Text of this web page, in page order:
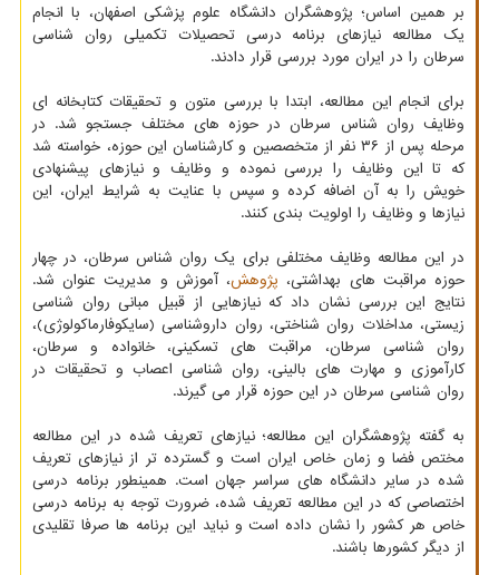
بر همین اساس؛ پژوهشگران دانشگاه علوم پزشکی اصفهان، با انجام
یک مطالعه نیازهای برنامه درسی تحصیلات تکمیلی روان شناسی
سرطان را در ایران مورد بررسی قرار دادند.
برای انجام این مطالعه، ابتدا با بررسی متون و تحقیقات کتابخانه ای
وظایف روان شناس سرطان در حوزه های مختلف جستجو شد. در
مرحله پس از ۳۶ نفر از متخصصین و کارشناسان این حوزه، خواسته شد
که تا این وظایف را بررسی نموده و وظایف و نیازهای پیشنهادی
خویش را به آن اضافه کرده و سپس با عنایت به شرایط ایران، این
نیازها و وظایف را اولویت بندی کنند.
در این مطالعه وظایف مختلفی برای یک روان شناس سرطان، در چهار
حوزه مراقبت های بهداشتی، پژوهش، آموزش و مدیریت عنوان شد.
نتایج این بررسی نشان داد که نیازهایی از قبیل مبانی روان شناسی
زیستی، مداخلات روان شناختی، روان داروشناسی (سایکوفارماکولوژی)،
روان شناسی سرطان، مراقبت های تسکینی، خانواده و سرطان،
کارآموزی و مهارت های بالینی، روان شناسی اعصاب و تحقیقات در
روان شناسی سرطان در این حوزه قرار می گیرند.
به گفته پژوهشگران این مطالعه؛ نیازهای تعریف شده در این مطالعه
مختص فضا و زمان خاص ایران است و گسترده تر از نیازهای تعریف
شده در سایر دانشگاه های سراسر جهان است. همینطور برنامه درسی
اختصاصی که در این مطالعه تعریف شده، ضرورت توجه به برنامه درسی
خاص هر کشور را نشان داده است و نباید این برنامه ها صرفا تقلیدی
از دیگر کشورها باشند.